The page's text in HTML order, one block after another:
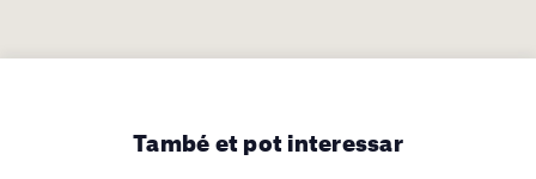
També et pot interessar